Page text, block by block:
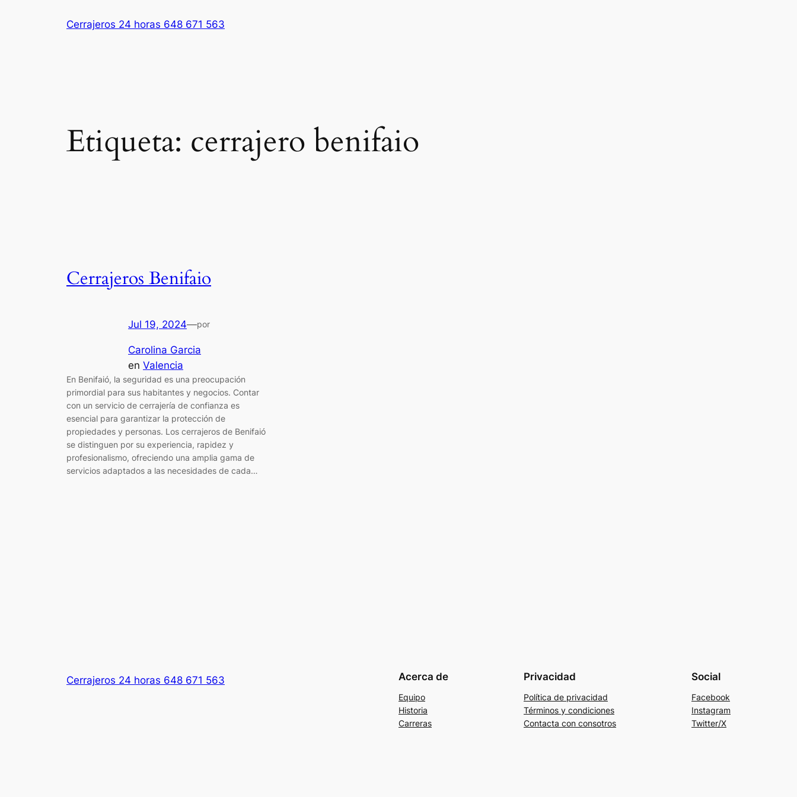
Cerrajeros 24 horas 648 671 563
Etiqueta: cerrajero benifaio
Cerrajeros Benifaio
Jul 19, 2024—por
Carolina Garcia
en Valencia
En Benifaió, la seguridad es una preocupación
primordial para sus habitantes y negocios. Contar
con un servicio de cerrajería de confianza es
esencial para garantizar la protección de
propiedades y personas. Los cerrajeros de Benifaió
se distinguen por su experiencia, rapidez y
profesionalismo, ofreciendo una amplia gama de
servicios adaptados a las necesidades de cada…
Cerrajeros 24 horas 648 671 563 Acerca de
Equipo
Historia
Carreras
Privacidad
Política de privacidad
Términos y condiciones
Contacta con consotros
Social
Facebook
Instagram
Twitter/X